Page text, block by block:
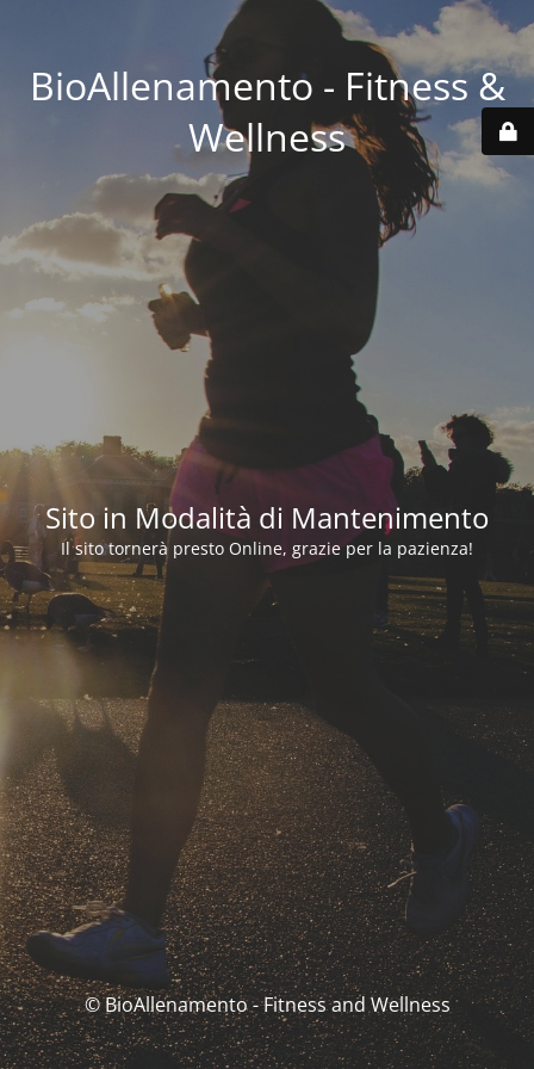
BioAllenamento - Fitness &
Wellness
Sito in Modalità di Mantenimento
Il sito tornerà presto Online, grazie per la pazienza!
© BioAllenamento - Fitness and Wellness